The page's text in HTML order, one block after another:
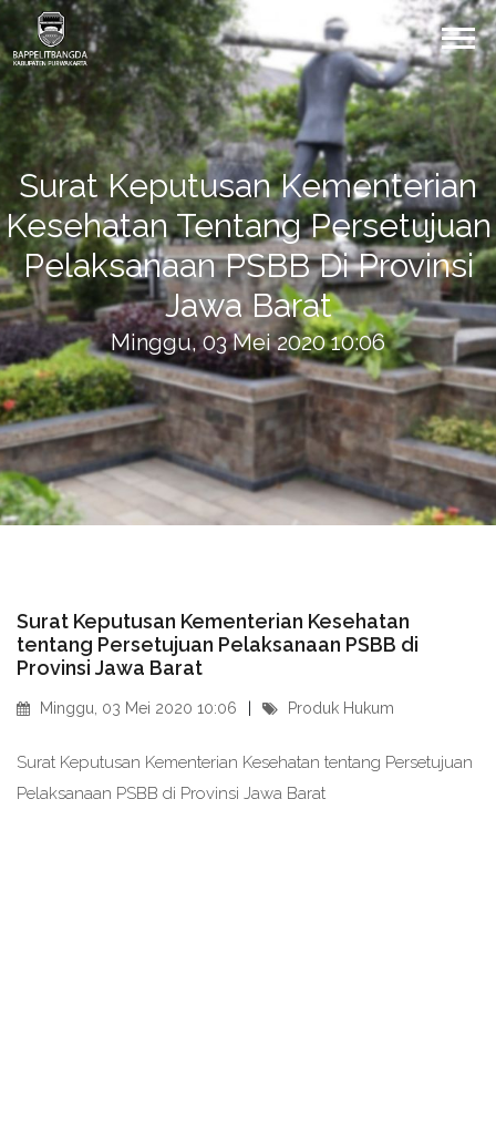
Surat Keputusan Kementerian
Kesehatan Tentang Persetujuan
Pelaksanaan PSBB Di Provinsi
Jawa Barat
Minggu, 03 Mei 2020 10:06
Surat Keputusan Kementerian Kesehatan
tentang Persetujuan Pelaksanaan PSBB di
Provinsi Jawa Barat
Minggu, 03 Mei 2020 10:06 Produk Hukum
Surat Keputusan Kementerian Kesehatan tentang Persetujuan
Pelaksanaan PSBB di Provinsi Jawa Barat